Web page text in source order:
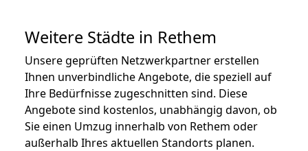
Weitere Städte in Rethem
Unsere geprüften Netzwerkpartner erstellen
Ihnen unverbindliche Angebote, die speziell auf
Ihre Bedürfnisse zugeschnitten sind. Diese
Angebote sind kostenlos, unabhängig davon, ob
Sie einen Umzug innerhalb von Rethem oder
außerhalb Ihres aktuellen Standorts planen.